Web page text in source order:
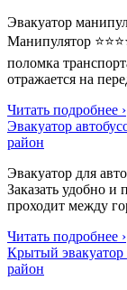
Эвакуатор
Манипулятор
поломка
отражается на
Читать подробнее ›
Эвакуатор
район
Эвакуатор для
Заказать удобно и
проходит между
Читать подробнее ›
Крытый эвакуатор
район